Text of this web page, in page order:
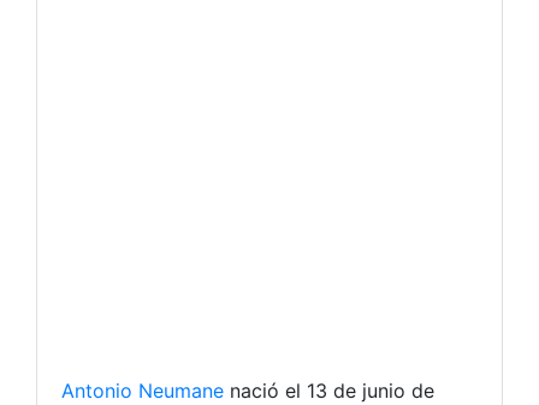
Antonio Neumane nació el 13 de junio de